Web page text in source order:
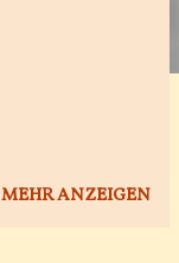
MEHR ANZEIGEN